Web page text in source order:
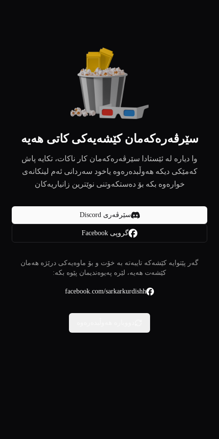
سێرڤەرەکەمان کێشەیەکی کاتی هەیە
وا دیارە لە ئێستادا سێرڤەرەکەمان کار ناکات، تکایە پاش
کەمێکی دیکە هەوڵبدەرەوە یاخود سەردانی ئەم لینکانەی
خوارەوە بکە بۆ دەستکەوتنی نوێترین زانیاریەکان
سێرڤەری Discord
گروپی Facebook
گەر پێتوایە کێشەکە تایبەتە بە خۆت و بۆ ماوەیەکی درێژە هەمان
کێشەت هەیە، لێرە پەیوەندیمان پێوە بکە:
facebook.com/sarkarkurdishh